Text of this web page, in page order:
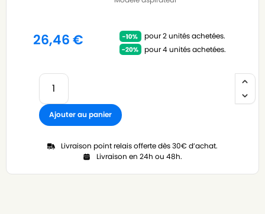
26,46€
pour 2 unités achetées.
pour 4 unités achetées.
Ajouter au panier
Livraison point relais offerte dès 30€ d’achat.
Livraison en 24h ou 48h.